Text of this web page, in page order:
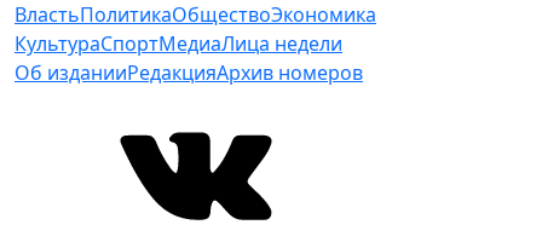
ВластьПолитикаОбществоЭкономика
КультураСпортМедиаЛица недели
Об изданииРедакцияАрхив номеров